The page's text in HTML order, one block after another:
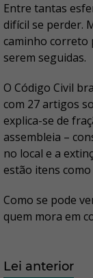
Entre tantas
difícil se perder.
caminho correto
serem seguidas.
O Código Civil
com 27 artigos
explica-se de
assembleia –
no local e a
estão itens
Como se pode
quem mora em
Lei anterior